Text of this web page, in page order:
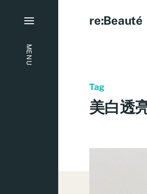
MENU
re:Beauté
Tag
美白透